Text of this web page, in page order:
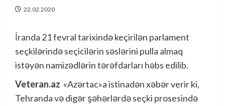
22.02.2020
İranda 21 fevral tarixində keçirilən parlament
seçkilərində seçicilərin səslərini pulla almaq
istəyən namizədlərin tərəfdarları həbs edilib.
Veteran.az «Azərtac»a istinadən xəbər verir ki,
Tehranda və digər şəhərlərdə seçki prosesində